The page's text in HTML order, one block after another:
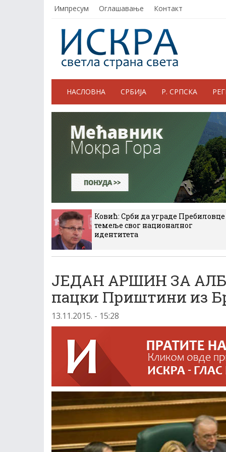
Импресум Оглашавање Контакт
НАСЛОВНА СРБИЈА Р. СРПСКА
Ковић: Срби да уграде Пребиловце
темеље свог националног
идентитета
ЈЕДАН АРШИН ЗА
пацки Приштини из
13.11.2015. - 15:28